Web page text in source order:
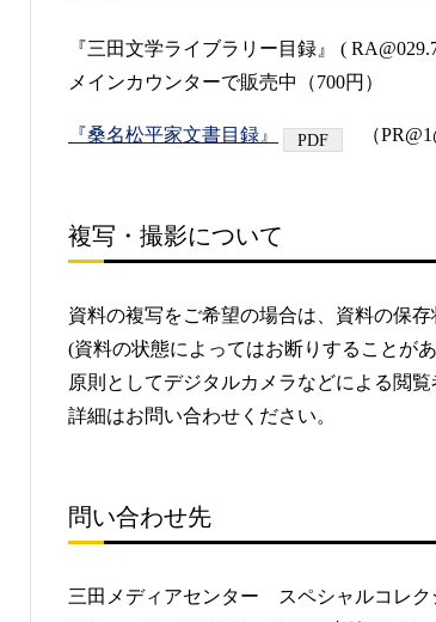
『三田文学ライブラリー目録』 (
メインカウンターで販売中（700円）
『桑名松平家文書目録』 （
複写・撮影について
資料の複写をご希望の場合は、資料の保
(資料の状態によってはお断りすることが
原則としてデジタルカメラなどによる閲
詳細はお問い合わせください。
問い合わせ先
三田メディアセンター スペシャルコレク